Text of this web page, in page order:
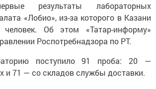
результаты лабораторных
«Лобио», из-за которого в Казани
Об этом «Татар-информу»
Роспотребнадзора по РТ.
поступило 91 проба: 20 —
и 71 — со складов службы доставки.